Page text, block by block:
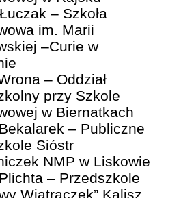
– Szkoła
im. Marii
–Curie w
– Oddział
przy Szkole
w Biernatkach
– Publiczne
Sióstr
NMP w Liskowie
– Przedszkole
Wiatraczek” Kalisz